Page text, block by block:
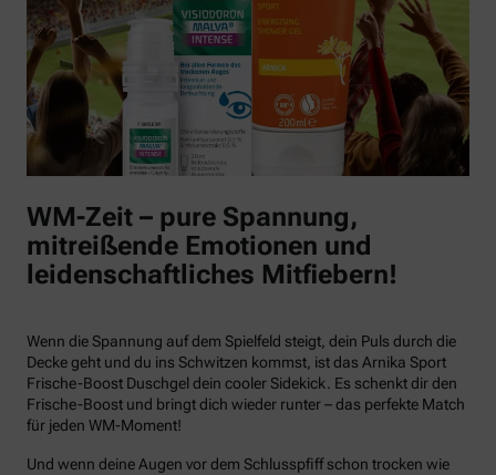
WM-Zeit – pure Spannung,
mitreißende Emotionen und
leidenschaftliches Mitfiebern!
Wenn die Spannung auf dem Spielfeld steigt, dein Puls durch die
Decke geht und du ins Schwitzen kommst, ist das Arnika Sport
Frische-Boost Duschgel dein cooler Sidekick. Es schenkt dir den
Frische-Boost und bringt dich wieder runter – das perfekte Match
für jeden WM-Moment!
Und wenn deine Augen vor dem Schlusspfiff schon trocken wie